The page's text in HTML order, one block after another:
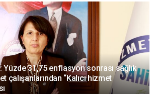
Yüzde 31,75 enflasyon sonrası sağlık
çalışanlarından “Kalıcı hizmet